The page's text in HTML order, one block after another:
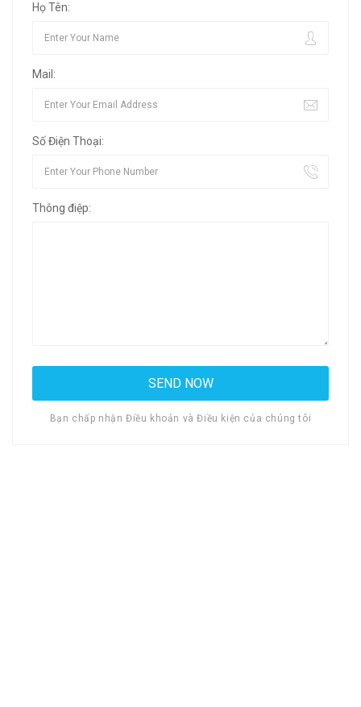
Họ Tên:
Mail:
Số Điện Thoại:
Thông điệp:
Bạn chấp nhận Điều khoản và Điều kiện của chúng tôi